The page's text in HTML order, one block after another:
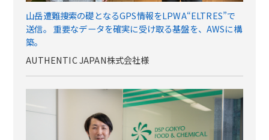
山岳遭難捜索の礎となるGPS情報をLPWA“ELTRES”で
送信。 重要なデータを確実に受け取る基盤を、AWSに構
築。
AUTHENTIC JAPAN株式会社様